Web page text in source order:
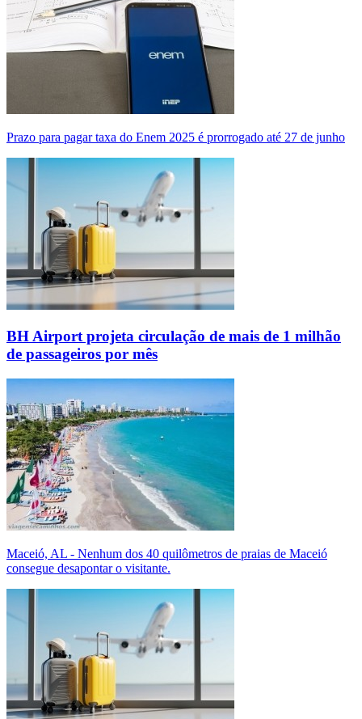
Prazo para pagar taxa do Enem 2025 é prorrogado até 27 de junho
BH Airport projeta circulação de mais de 1 milhão
de passageiros por mês
Maceió, AL - Nenhum dos 40 quilômetros de praias de Maceió
consegue desapontar o visitante.